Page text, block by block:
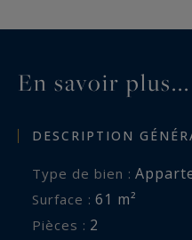
qualité de vie
En savoir plus...
DESCRIPTION
Type de bien :
Surface : 61 m²
Pièces : 2